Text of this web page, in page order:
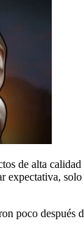
de alta
poco después